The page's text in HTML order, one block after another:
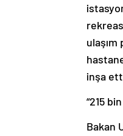
inşa
“215
Bakan